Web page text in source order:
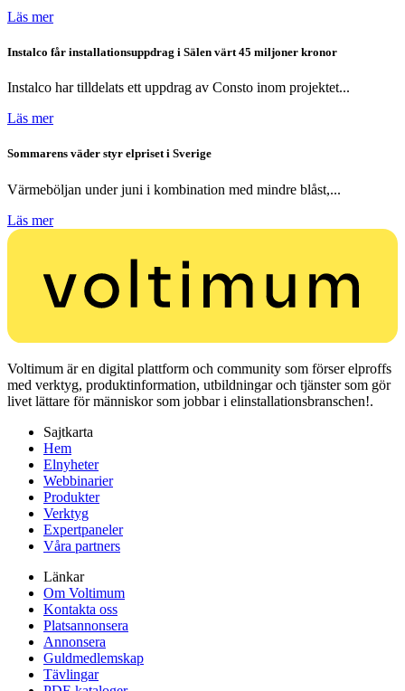
Läs mer
Instalco får installationsuppdrag i Sälen värt 45 miljoner kronor
Instalco har tilldelats ett uppdrag av Consto inom projektet...
Läs mer
Sommarens väder styr elpriset i Sverige
Värmeböljan under juni i kombination med mindre blåst,...
Läs mer
Voltimum är en digital plattform och community som förser elproffs
med verktyg, produktinformation, utbildningar och tjänster som gör
livet lättare för människor som jobbar i elinstallationsbranschen!.
Sajtkarta
Hem
Elnyheter
Webbinarier
Produkter
Verktyg
Expertpaneler
Våra partners
Länkar
Om Voltimum
Kontakta oss
Platsannonsera
Annonsera
Guldmedlemskap
Tävlingar